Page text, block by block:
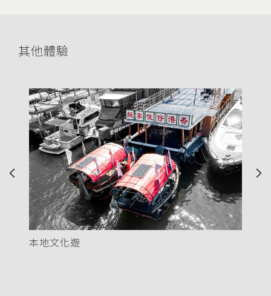
其他體驗
Previous
本地文化遊